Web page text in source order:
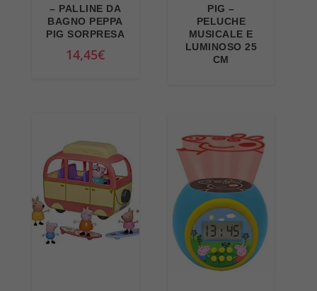
– PALLINE DA
BAGNO PEPPA
PIG SORPRESA
14,45€
PIG –
PELUCHE
MUSICALE E
LUMINOSO 25
CM